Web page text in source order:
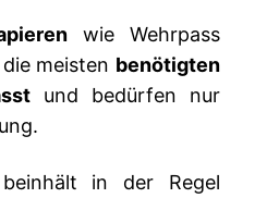
wie Wehrpass
meisten benötigten
und bedürfen nur
in der Regel